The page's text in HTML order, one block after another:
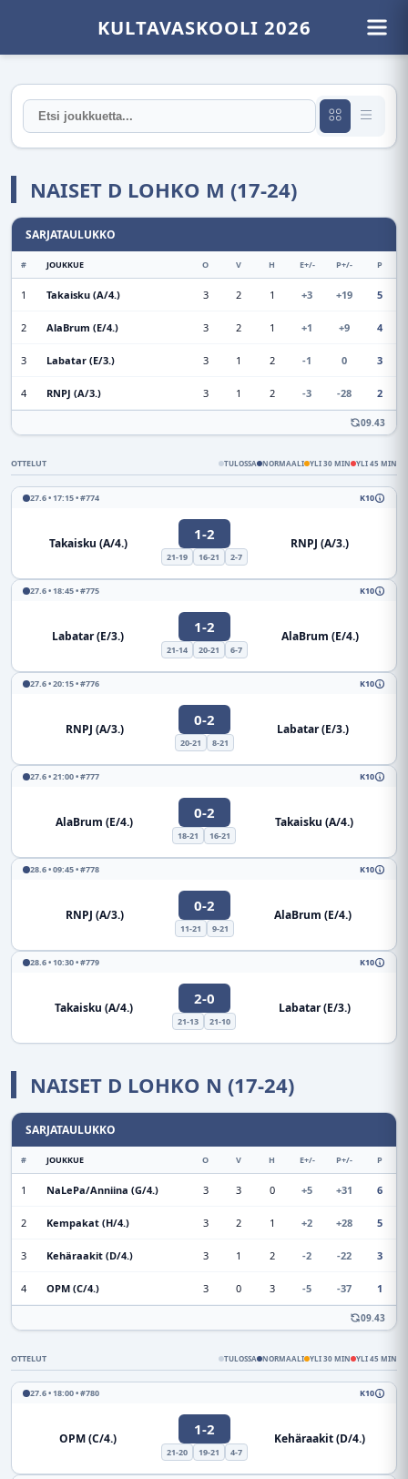
KULTAVASKOOLI 2026
NAISET D LOHKO M (17-24)
OTTELUT TULOSSA NORMAALI YLI 30 MIN YLI 45 MIN
27.6 • 17:15 • #774 K10
Takaisku (A/4.) 1-2
21-19 16-21 2-7
RNPJ (A/3.)
27.6 • 18:45 • #775 K10
Labatar (E/3.) 1-2
21-14 20-21 6-7
AlaBrum (E/4.)
27.6 • 20:15 • #776 K10
RNPJ (A/3.) 0-2
20-21 8-21
Labatar (E/3.)
27.6 • 21:00 • #777 K10
AlaBrum (E/4.) 0-2
18-21 16-21
Takaisku (A/4.)
28.6 • 09:45 • #778 K10
RNPJ (A/3.) 0-2
11-21 9-21
AlaBrum (E/4.)
28.6 • 10:30 • #779 K10
Takaisku (A/4.) 2-0
21-13 21-10
Labatar (E/3.)
SARJATAULUKKO
# JOUKKUE O V H E+/- P+/- P
1 Takaisku (A/4.) 3 2 1 +3 +19 5
2 AlaBrum (E/4.) 3 2 1 +1 +9 4
3 Labatar (E/3.) 3 1 2 -1 0 3
4 RNPJ (A/3.) 3 1 2 -3 -28 2
09.43
NAISET D LOHKO N (17-24)
OTTELUT TULOSSA NORMAALI YLI 30 MIN YLI 45 MIN
27.6 • 18:00 • #780 K10
OPM (C/4.) 1-2
21-20 19-21 4-7
Kehäraakit (D/4.)
SARJATAULUKKO
# JOUKKUE O V H E+/- P+/- P
1 NaLePa/Anniina (G/4.) 3 3 0 +5 +31 6
2 Kempakat (H/4.) 3 2 1 +2 +28 5
3 Kehäraakit (D/4.) 3 1 2 -2 -22 3
4 OPM (C/4.) 3 0 3 -5 -37 1
09.43